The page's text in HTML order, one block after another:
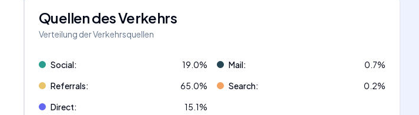
Quellen des Verkehrs
Verteilung der Verkehrsquellen
Social: 19.0% Mail: 0.7%
Referrals: 65.0% Search: 0.2%
Direct: 15.1%